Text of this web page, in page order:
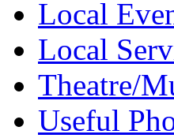
Local
Local
Theatre/
Useful